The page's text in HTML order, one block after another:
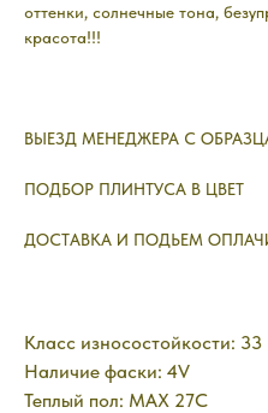
оттенки, солнечные тона,
красота!!!
ВЫЕЗД МЕНЕДЖЕРА С
ПОДБОР ПЛИНТУСА В ЦВЕТ
ДОСТАВКА И ПОДЬЕМ
Класс износостойкости: 33
Наличие фаски: 4V
Теплый пол: MAX 27C